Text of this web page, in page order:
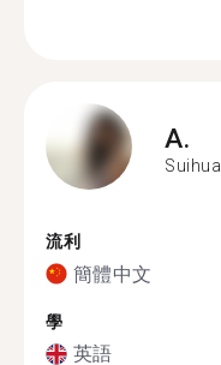
A.
Suihua
流利
簡體中文
學
英語